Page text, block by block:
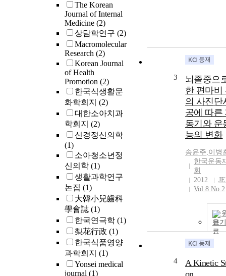
The Korean
Journal of Internal
Medicine (2)
상담학연구 (2)
Macromolecular
Research (2)
Korean Journal
of Health
Promotion (2)
한국식생활문
화학회지 (2)
대한소아치과
학회지 (2)
신경정신의학
(1)
소아청소년정
신의학 (1)
생활과학연구
논집 (1)
大韓小兒齒科
學會誌 (1)
한국연극학 (1)
梨花行政 (1)
한국식품영양
과학회지 (1)
Yonsei medical
journal (1)
3
뇌졸중으
한 편마비
의 사진단
공에 따른
동기와 운
능의 변화
송윤주,이병
한국운동
회
2012
Vol.8 No.2
보기
4
A Kinetic